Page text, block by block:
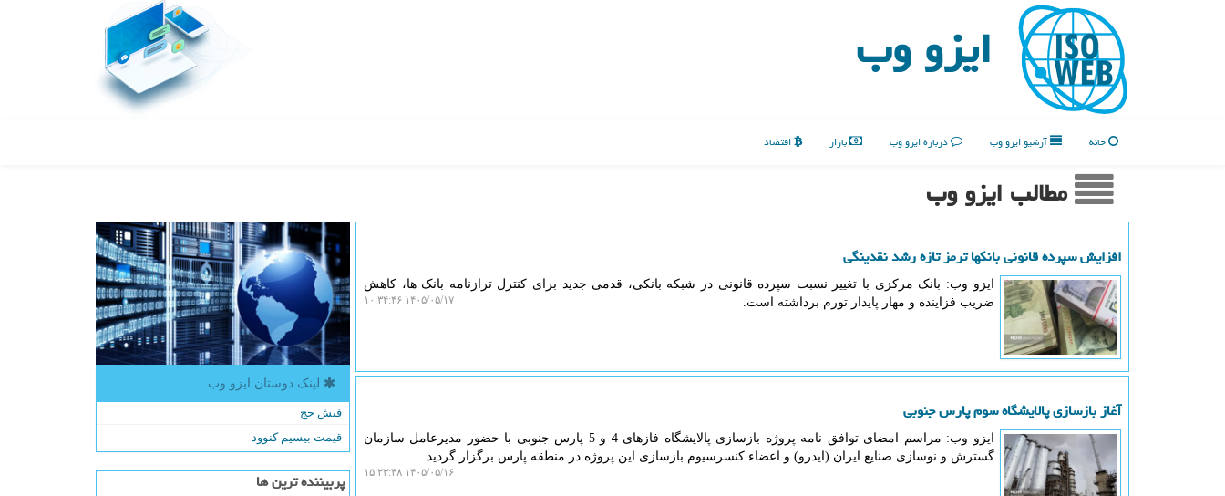
ایزو وب
خانه آرشیو ایزو وب درباره ایزو وب بازار اقتصاد
مطالب ایزو وب
افزایش سپرده قانونی بانکها ترمز تازه رشد نقدینگی
ایزو وب: بانک مرکزی با تغییر نسبت سپرده قانونی در شبکه بانکی، قدمی جدید برای کنترل ترازنامه بانک ها، کاهش
ضریب فزاینده و مهار پایدار تورم برداشته است.
۱۴۰۵/۰۵/۱۷ ۱۰:۳۴:۴۶
آغاز بازسازی پالایشگاه سوم پارس جنوبی
ایزو وب: مراسم امضای توافق نامه پروژه بازسازی پالایشگاه فازهای 4 و 5 پارس جنوبی با حضور مدیرعامل سازمان
گسترش و نوسازی صنایع ایران (ایدرو) و اعضاء کنسرسیوم بازسازی این پروژه در منطقه پارس برگزار گردید.
۱۴۰۵/۰۵/۱۶ ۱۵:۲۳:۴۸
لینک دوستان ایزو وب
فیش حج
قیمت بیسیم کنوود
پربیننده ترین ها